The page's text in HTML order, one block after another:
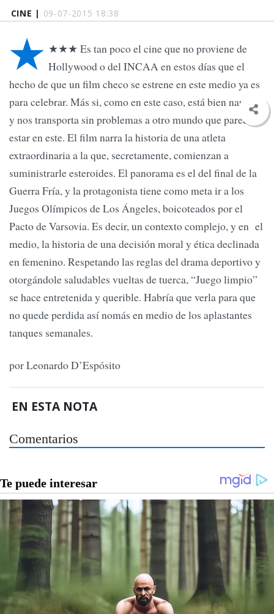
CINE | 09-07-2015 18:38
★ ★★★ Es tan poco el cine que no proviene de
Hollywood o del INCAA en estos días que el
hecho de que un film checo se estrene en este medio ya es
para celebrar. Más si, como en este caso, está bien narrado
y nos transporta sin problemas a otro mundo que parece
estar en este. El film narra la historia de una atleta
extraordinaria a la que, secretamente, comienzan a
suministrarle esteroides. El panorama es el del final de la
Guerra Fría, y la protagonista tiene como meta ir a los
Juegos Olímpicos de Los Ángeles, boicoteados por el
Pacto de Varsovia. Es decir, un contexto complejo, y en el
medio, la historia de una decisión moral y ética declinada
en femenino. Respetando las reglas del drama deportivo y
otorgándole saludables vueltas de tuerca, “Juego limpio”
se hace entretenida y querible. Habría que verla para que
no quede perdida así nomás en medio de los aplastantes
tanques semanales.
por Leonardo D’Espósito
EN ESTA NOTA
Comentarios